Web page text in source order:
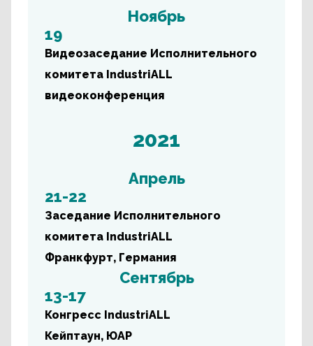
Ноябрь
19
Видеозаседание Исполнительного
комитета IndustriALL
видеоконференция
2021
Апрель
21-22
Заседание Исполнительного
комитета IndustriALL
Франкфурт, Германия
Сентябрь
13-17
Конгресс IndustriALL
Кейптаун, ЮАР